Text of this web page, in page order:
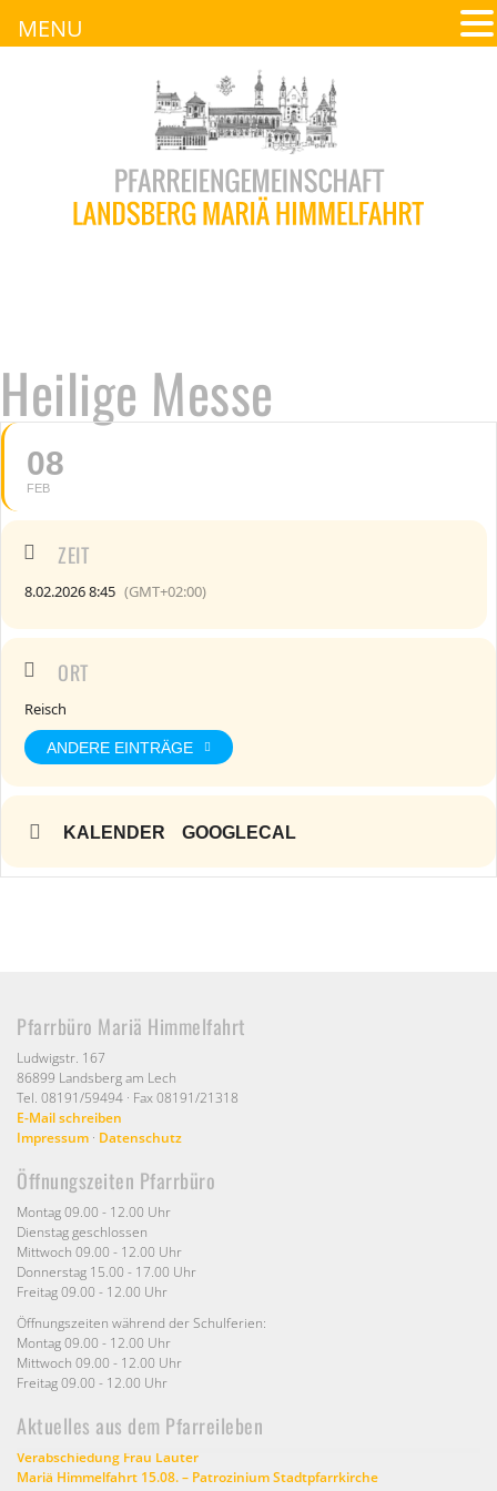
Heilige Messe
08
FEB
ZEIT
8.02.2026 8:45 (GMT+02:00)
ORT
Reisch
ANDERE EINTRÄGE
KALENDER GOOGLECAL
Pfarrbüro Mariä Himmelfahrt
Ludwigstr. 167
86899 Landsberg am Lech
Tel. 08191/59494 · Fax 08191/21318
E-Mail schreiben
Impressum · Datenschutz
Öffnungszeiten Pfarrbüro
Montag 09.00 - 12.00 Uhr
Dienstag geschlossen
Mittwoch 09.00 - 12.00 Uhr
Donnerstag 15.00 - 17.00 Uhr
Freitag 09.00 - 12.00 Uhr
Öffnungszeiten während der Schulferien:
Montag 09.00 - 12.00 Uhr
Mittwoch 09.00 - 12.00 Uhr
Freitag 09.00 - 12.00 Uhr
Aktuelles aus dem Pfarreileben
Verabschiedung Frau Lauter
Mariä Himmelfahrt 15.08. – Patrozinium Stadtpfarrkirche
MENU